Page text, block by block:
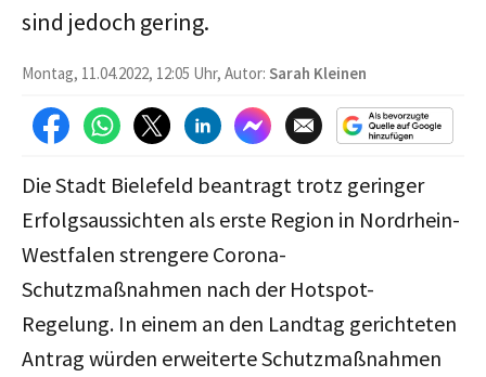
sind jedoch gering.
Montag, 11.04.2022, 12:05 Uhr, Autor: Sarah Kleinen
Die Stadt Bielefeld beantragt trotz geringer
Erfolgsaussichten als erste Region in Nordrhein-
Westfalen strengere Corona-
Schutzmaßnahmen nach der Hotspot-
Regelung. In einem an den Landtag gerichteten
Antrag würden erweiterte Schutzmaßnahmen